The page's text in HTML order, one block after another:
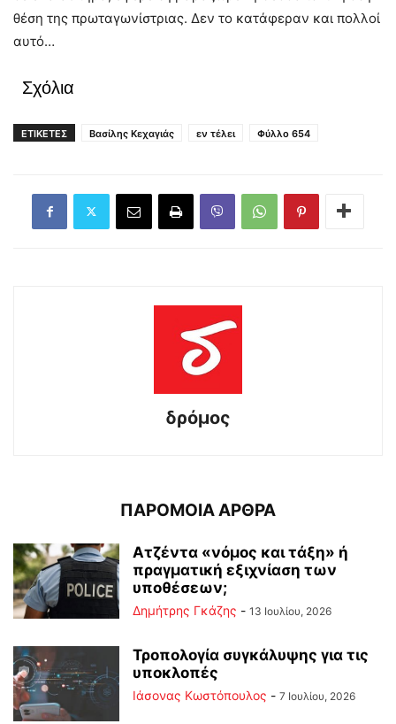
θέση της πρωταγωνίστριας. Δεν το κατάφεραν και πολλοί
αυτό…
Σχόλια
ΕΤΙΚΕΤΕΣ Βασίλης Κεχαγιάς εν τέλει Φύλλο 654
δρόμος
ΠΑΡΟΜΟΙΑ ΑΡΘΡΑ
Ατζέντα «νόμος και τάξη» ή
πραγματική εξιχνίαση των
υποθέσεων;
Δημήτρης Γκάζης - 13 Ιουλίου, 2026
Τροπολογία συγκάλυψης για τις
υποκλοπές
Ιάσονας Κωστόπουλος - 7 Ιουλίου, 2026